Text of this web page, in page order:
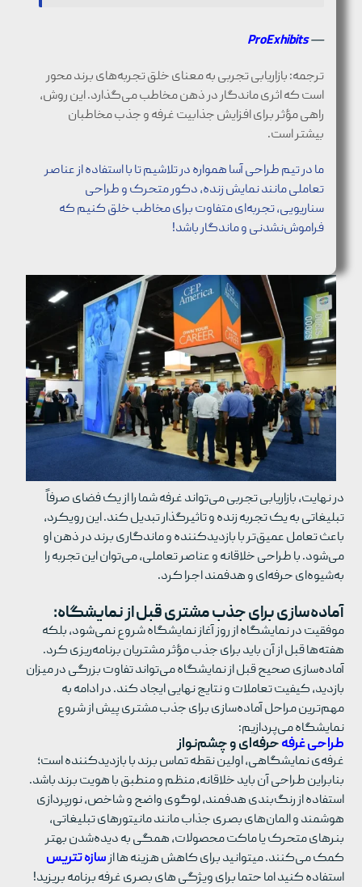
—
ProExhibits
ترجمه: بازاریابی تجربی به معنای خلق تجربه‌های برند محور
است که اثری ماندگار در ذهن مخاطب می‌گذارد. این روش،
راهی مؤثر برای افزایش جذابیت غرفه و جذب مخاطبان
بیشتر است.
ما در تیم طراحی آسا همواره در تلاشیم تا با استفاده از عناصر
تعاملی مانند نمایش زنده، دکور متحرک و طراحی
سناریویی، تجربه‌ای متفاوت برای مخاطب خلق کنیم که
فراموش‌نشدنی و ماندگار باشد!
در نهایت، بازاریابی تجربی می‌تواند غرفه شما را از یک فضای صرفاً
تبلیغاتی به یک تجربه زنده و تاثیرگذار تبدیل کند. این رویکرد،
باعث تعامل عمیق‌تر با بازدیدکننده و ماندگاری برند در ذهن او
می‌شود. با طراحی خلاقانه و عناصر تعاملی، می‌توان این تجربه را
به‌شیوه‌ای حرفه‌ای و هدفمند اجرا کرد.
آماده‌سازی برای جذب مشتری قبل از نمایشگاه:
موفقیت در نمایشگاه از روز آغاز نمایشگاه شروع نمی‌شود، بلکه
هفته‌ها قبل از آن باید برای جذب مؤثر مشتریان برنامه‌ریزی کرد.
آماده‌سازی صحیح قبل از نمایشگاه می‌تواند تفاوت بزرگی در میزان
بازدید، کیفیت تعاملات و نتایج نهایی ایجاد کند. در ادامه به
مهم‌ترین مراحل آماده‌سازی برای جذب مشتری پیش از شروع
نمایشگاه می‌پردازیم:
طراحی غرفهحرفه‌ای و چشم‌نواز
غرفه‌ی نمایشگاهی، اولین نقطه تماس برند با بازدیدکننده است؛
بنابراین طراحی آن باید خلاقانه، منظم و منطبق با هویت برند باشد.
استفاده از رنگ‌بندی هدفمند، لوگوی واضح و شاخص، نورپردازی
هوشمند و المان‌های بصری جذاب مانند مانیتورهای تبلیغاتی،
بنرهای متحرک یا ماکت محصولات، همگی به دیده‌شدن بهتر
کمک می‌کنند. میتوانید برای کاهش هزینه ها ازسازه تتریس
استفاده کنید اما حتما برای ویژگی های بصری غرفه برنامه بریزید!